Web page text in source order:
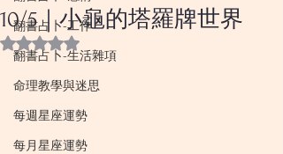
翻書占卜-工作
翻書占卜-生活雜項
命理教學與迷思
每週星座運勢
每月星座運勢
10/5｜小龜的塔羅牌世界
評等為 NaN（最高為 5 顆星）。